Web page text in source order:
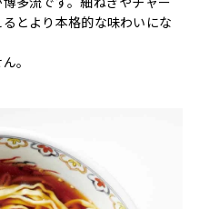
とより本格的な味わいにな
。